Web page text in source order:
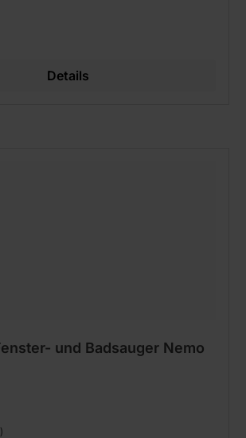
Details
und Badsauger Nemo